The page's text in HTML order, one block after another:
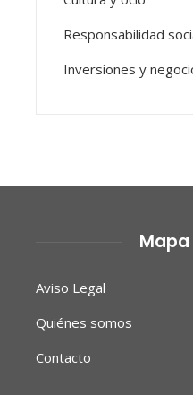
Responsabilidad
Inversiones y
Mapa
Aviso Legal
Quiénes somos
Contacto